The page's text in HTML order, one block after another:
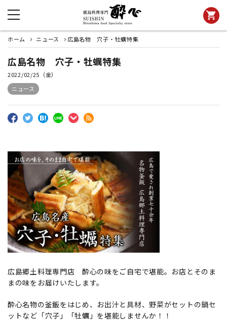
shopping_cart
ホーム ニュース 広島名物 穴子・牡蠣特集
広島名物 穴子・牡蠣特集
2022/02/25（金）
ニュース
広島郷土料理専門店 酔心の味をご自宅で堪能。お店とそのま
まの味をお届けいたします。
酔心名物の釜飯をはじめ、お出汁と具材、野菜がセットの鍋セ
ットなど「穴子」「牡蠣」を堪能しませんか！！